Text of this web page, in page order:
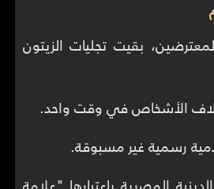
بقيت تجليات الزيتون
الأشخاص في وقت واحد.
رسمية غير مسبوقة.